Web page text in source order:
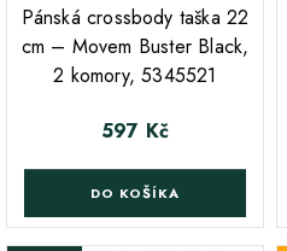
Pánská crossbody taška 22
cm – Movem Buster Black,
2 komory, 5345521
Cena
597 Kč
DO KOŠÍKA